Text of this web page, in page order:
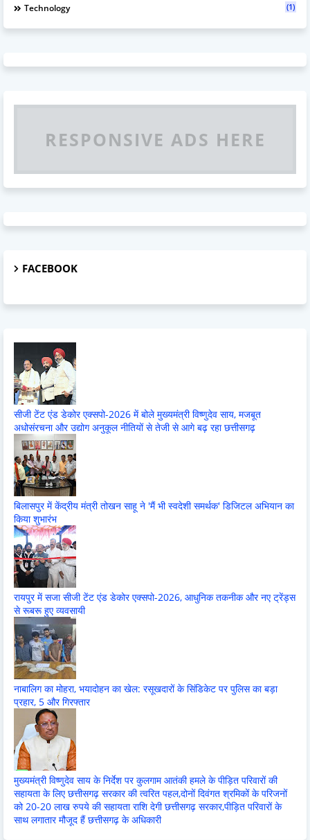
Technology (1)
RESPONSIVE ADS HERE
FACEBOOK
सीजी टेंट एंड डेकोर एक्सपो-2026 में बोले मुख्यमंत्री विष्णुदेव साय, मजबूत
अधोसंरचना और उद्योग अनुकूल नीतियों से तेजी से आगे बढ़ रहा छत्तीसगढ़
बिलासपुर में केंद्रीय मंत्री तोखन साहू ने 'मैं भी स्वदेशी समर्थक' डिजिटल अभियान का
किया शुभारंभ
रायपुर में सजा सीजी टेंट एंड डेकोर एक्सपो-2026, आधुनिक तकनीक और नए ट्रेंड्स
से रूबरू हुए व्यवसायी
नाबालिग का मोहरा, भयादोहन का खेल: रसूखदारों के सिंडिकेट पर पुलिस का बड़ा
प्रहार, 5 और गिरफ्तार
मुख्यमंत्री विष्णुदेव साय के निर्देश पर कुलगाम आतंकी हमले के पीड़ित परिवारों की
सहायता के लिए छत्तीसगढ़ सरकार की त्वरित पहल,दोनों दिवंगत श्रमिकों के परिजनों
को 20-20 लाख रुपये की सहायता राशि देगी छत्तीसगढ़ सरकार,पीड़ित परिवारों के
साथ लगातार मौजूद हैं छत्तीसगढ़ के अधिकारी